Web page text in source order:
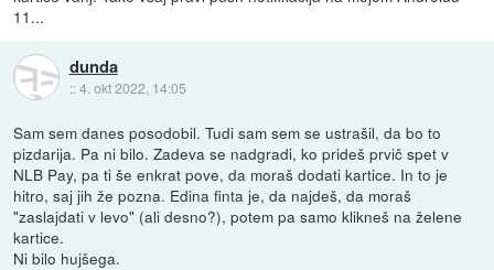
11...
dunda
::4. okt 2022, 14:05
Sam sem danes posodobil. Tudi sam sem se ustrašil, da bo to
pizdarija. Pa ni bilo. Zadeva se nadgradi, ko prideš prvič spet v
NLB Pay, pa ti še enkrat pove, da moraš dodati kartice. In to je
hitro, saj jih že pozna. Edina finta je, da najdeš, da moraš
"zaslajdati v levo" (ali desno?), potem pa samo klikneš na želene
kartice.
Ni bilo hujšega.